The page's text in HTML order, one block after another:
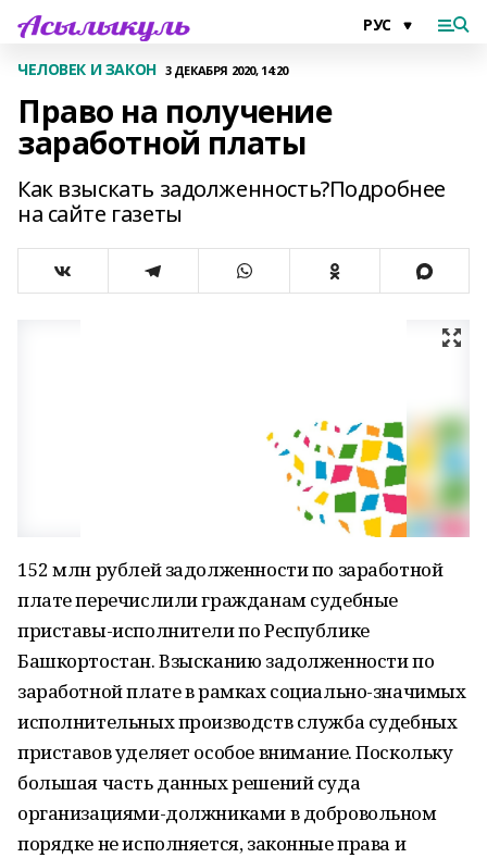
ЧЕЛОВЕК И ЗАКОН 3 ДЕКАБРЯ 2020, 14:20
Право на получение
заработной платы
Как взыскать задолженность?Подробнее
на сайте газеты
152 млн рублей задолженности по заработной
плате перечислили гражданам судебные
приставы-исполнители по Республике
Башкортостан. Взысканию задолженности по
заработной плате в рамках социально-значимых
исполнительных производств служба судебных
приставов уделяет особое внимание. Поскольку
большая часть данных решений суда
организациями-должниками в добровольном
порядке не исполняется, законные права и